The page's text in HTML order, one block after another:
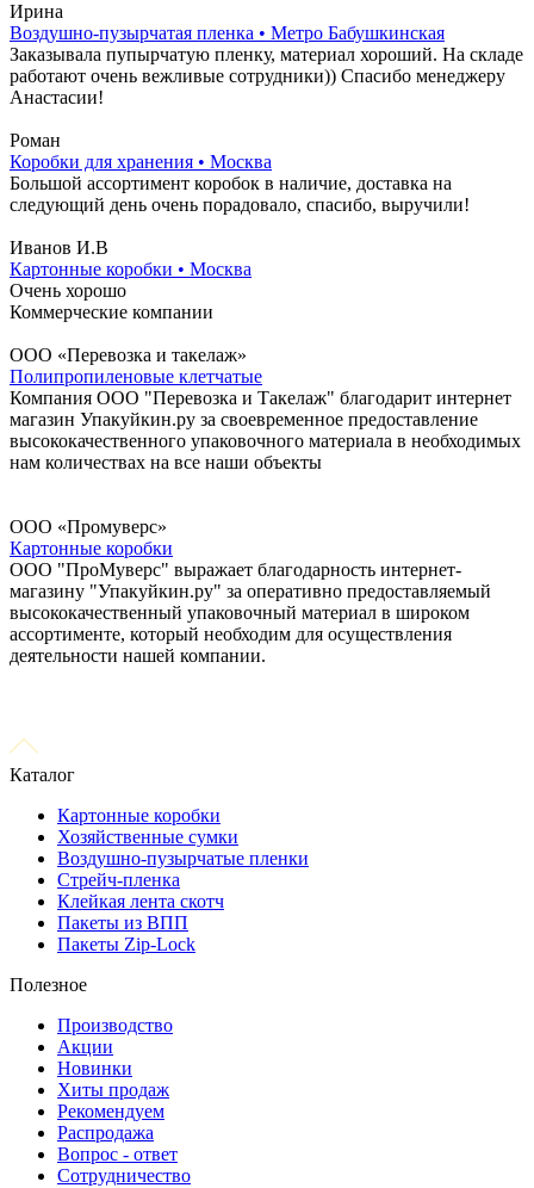
Ирина
Воздушно-пузырчатая пленка • Метро Бабушкинская
Заказывала пупырчатую пленку, материал хороший. На складе
работают очень вежливые сотрудники)) Спасибо менеджеру
Анастасии!
Роман
Коробки для хранения • Москва
Большой ассортимент коробок в наличие, доставка на
следующий день очень порадовало, спасибо, выручили!
Иванов И.В
Картонные коробки • Москва
Очень хорошо
Коммерческие компании
ООО «Перевозка и такелаж»
Полипропиленовые клетчатые
Компания ООО "Перевозка и Такелаж" благодарит интернет
магазин Упакуйкин.ру за своевременное предоставление
высококачественного упаковочного материала в необходимых
нам количествах на все наши объекты
ООО «Промуверс»
Картонные коробки
ООО "ПроМуверс" выражает благодарность интернет-
магазину "Упакуйкин.ру" за оперативно предоставляемый
высококачественный упаковочный материал в широком
ассортименте, который необходим для осуществления
деятельности нашей компании.
Каталог
Картонные коробки
Хозяйственные сумки
Воздушно-пузырчатые пленки
Стрейч-пленка
Клейкая лента скотч
Пакеты из ВПП
Пакеты Zip-Lock
Полезное
Производство
Акции
Новинки
Хиты продаж
Рекомендуем
Распродажа
Вопрос - ответ
Сотрудничество